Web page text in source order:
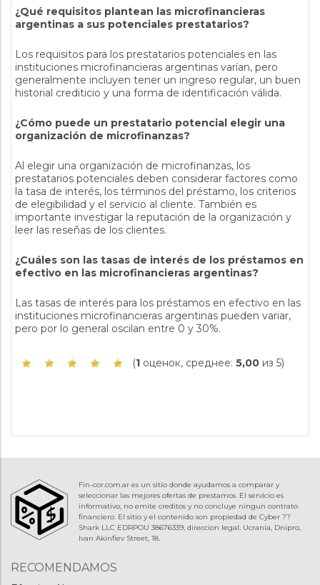
¿Qué requisitos plantean las microfinancieras
argentinas a sus potenciales prestatarios?
Los requisitos para los prestatarios potenciales en las
instituciones microfinancieras argentinas varían, pero
generalmente incluyen tener un ingreso regular, un buen
historial crediticio y una forma de identificación válida.
¿Cómo puede un prestatario potencial elegir una
organización de microfinanzas?
Al elegir una organización de microfinanzas, los
prestatarios potenciales deben considerar factores como
la tasa de interés, los términos del préstamo, los criterios
de elegibilidad y el servicio al cliente. También es
importante investigar la reputación de la organización y
leer las reseñas de los clientes.
¿Cuáles son las tasas de interés de los préstamos en
efectivo en las microfinancieras argentinas?
Las tasas de interés para los préstamos en efectivo en las
instituciones microfinancieras argentinas pueden variar,
pero por lo general oscilan entre 0 y 30%.
(1 оценок, среднее: 5,00 из 5)
Fin-cor.com.ar es un sitio donde ayudamos a comparar y
seleccionar las mejores ofertas de prestamos. El servicio es
informativo, no emite creditos y no concluye ningun contrato
financiero. El sitio y el contenido son propiedad de Cyber ??
Shark LLC EDRPOU 38676339, direccion legal: Ucrania, Dnipro,
Ivan Akinfiev Street, 18.
RECOMENDAMOS